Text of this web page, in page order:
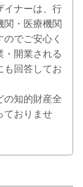
イナーは、行
関・医療機関
でご安心く
・開業される
も回答してお
知的財産全
ておりませ